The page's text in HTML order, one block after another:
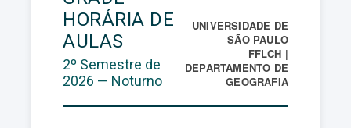
HORÁRIA DE
AULAS
2º Semestre de
2026 — Noturno
UNIVERSIDADE DE
SÃO PAULO
FFLCH |
DEPARTAMENTO DE
GEOGRAFIA